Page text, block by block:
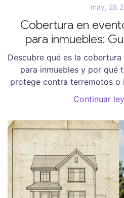
may, 28
Cobertura en
para inmuebles:
Descubre qué es la
para inmuebles y por qué
protege contra terremotos o
elegir la
Continuar